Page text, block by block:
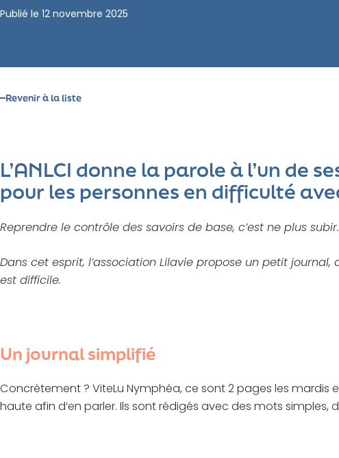
Publié le 12 novembre 2025
Revenir à la liste
L’ANLCI donne la parole à l’un de
pour les personnes en difficulté
Reprendre le contrôle des savoirs de base, c’est ne plus
Dans cet esprit, l’association Lilavie propose un petit
est difficile.
Un journal simplifié
Concrètement ? ViteLu Nymphéa, ce sont 2 pages les mardis
haute afin d’en parler. Ils sont rédigés avec des mots simples,